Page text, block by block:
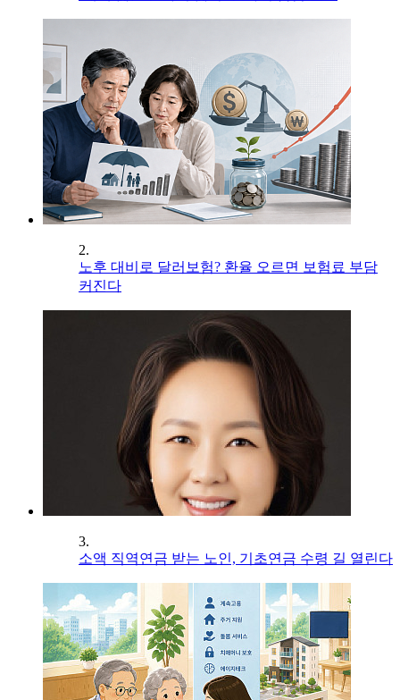
2.
노후 대비로 달러보험? 환율 오르면 보험료 부담
커진다
3.
소액 직역연금 받는 노인, 기초연금 수령 길 열린다